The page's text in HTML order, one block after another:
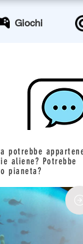
Giochi
potrebbe
aliene? Potrebbe
pianeta?